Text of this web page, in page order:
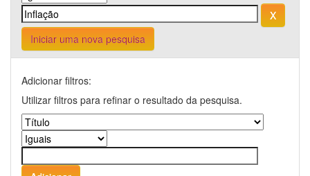
Iniciar uma nova pesquisa
Adicionar filtros:
Utilizar filtros para refinar o resultado da pesquisa.